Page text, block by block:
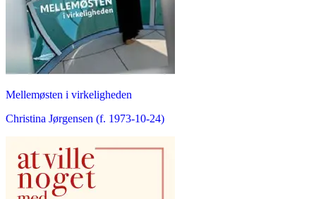
Mellemøsten i virkeligheden
Christina Jørgensen (f. 1973-10-24)